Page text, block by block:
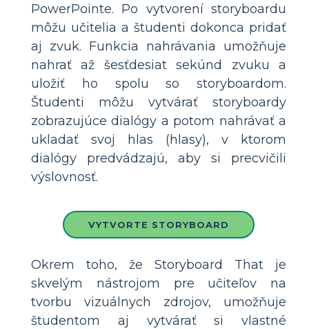
PowerPointe. Po vytvorení storyboardu
môžu učitelia a študenti dokonca pridať
aj zvuk. Funkcia nahrávania umožňuje
nahrať až šesťdesiat sekúnd zvuku a
uložiť ho spolu so storyboardom.
Študenti môžu vytvárať storyboardy
zobrazujúce dialógy a potom nahrávať a
ukladať svoj hlas (hlasy), v ktorom
dialógy predvádzajú, aby si precvičili
výslovnosť.
VYTVORTE STORYBOARD
Okrem toho, že Storyboard That je
skvelým nástrojom pre učiteľov na
tvorbu vizuálnych zdrojov, umožňuje
študentom aj vytvárať si vlastné